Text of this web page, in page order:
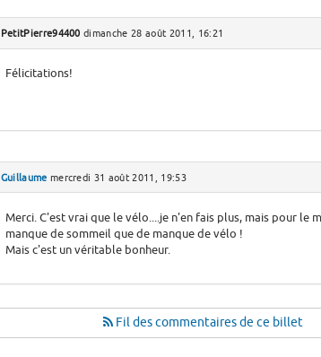
PetitPierre94400 dimanche 28 août 2011, 16:21
Félicitations!
Guillaume mercredi 31 août 2011, 19:53
Merci. C'est vrai que le vélo....je n'en fais plus, mais pour le
manque de sommeil que de manque de vélo !
Mais c'est un véritable bonheur.
Fil des commentaires de ce billet